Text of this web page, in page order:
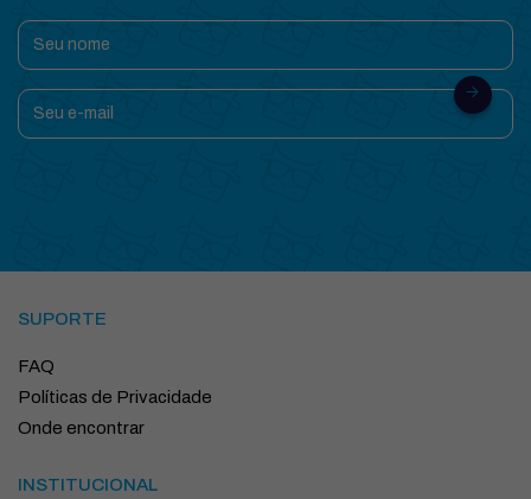
SUPORTE
FAQ
Políticas de Privacidade
Onde encontrar
INSTITUCIONAL